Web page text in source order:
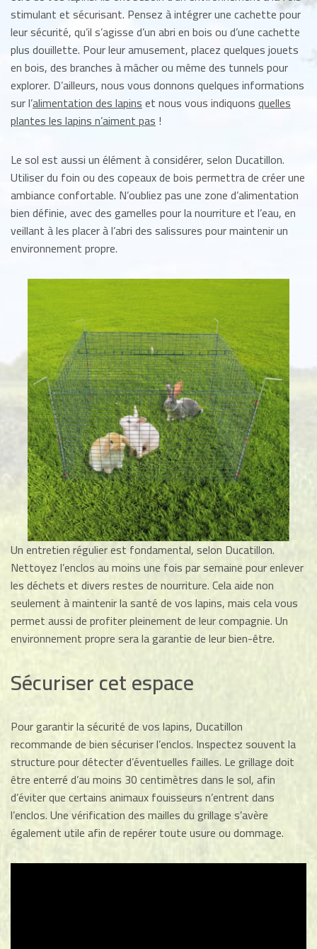
stimulant et sécurisant. Pensez à intégrer une cachette pour
leur sécurité, qu’il s’agisse d’un abri en bois ou d’une cachette
plus douillette. Pour leur amusement, placez quelques jouets
en bois, des branches à mâcher ou même des tunnels pour
explorer. D’ailleurs, nous vous donnons quelques informations
sur l’alimentation des lapinset nous vous indiquonsquelles
plantes les lapins n’aiment pas!
Le sol est aussi un élément à considérer, selon Ducatillon.
Utiliser du foin ou des copeaux de bois permettra de créer une
ambiance confortable. N’oubliez pas une zone d’alimentation
bien définie, avec des gamelles pour la nourriture et l’eau, en
veillant à les placer à l’abri des salissures pour maintenir un
environnement propre.
Un entretien régulier est fondamental, selon Ducatillon.
Nettoyez l’enclos au moins une fois par semaine pour enlever
les déchets et divers restes de nourriture. Cela aide non
seulement à maintenir la santé de vos lapins, mais cela vous
permet aussi de profiter pleinement de leur compagnie. Un
environnement propre sera la garantie de leur bien-être.
Sécuriser cet espace
Pour garantir la sécurité de vos lapins, Ducatillon
recommande de bien sécuriser l’enclos. Inspectez souvent la
structure pour détecter d’éventuelles failles. Le grillage doit
être enterré d’au moins 30 centimètres dans le sol, afin
d’éviter que certains animaux fouisseurs n’entrent dans
l’enclos. Une vérification des mailles du grillage s’avère
également utile afin de repérer toute usure ou dommage.